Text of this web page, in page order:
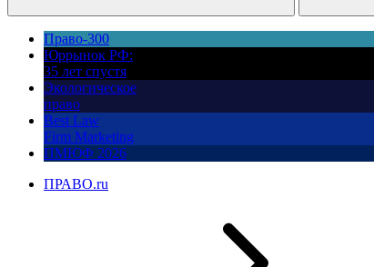
Право-300
Юррынок РФ:
35 лет спустя
Экологическое
право
Best Law
Firm Marketing
ПМЮФ 2026
ПРАВО.ru